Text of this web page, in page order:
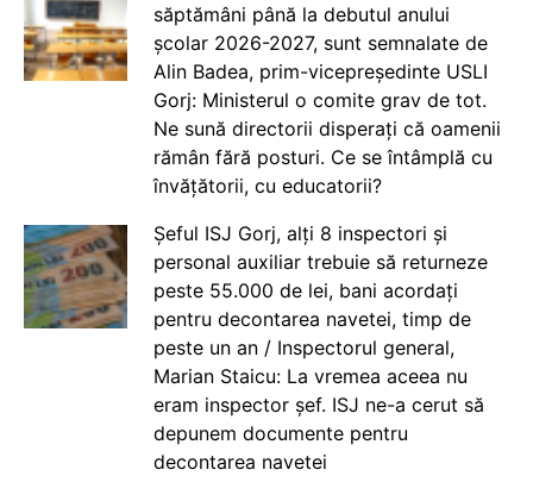
săptămâni până la debutul anului
școlar 2026-2027, sunt semnalate de
Alin Badea, prim-vicepreședinte USLI
Gorj: Ministerul o comite grav de tot.
Ne sună directorii disperați că oamenii
rămân fără posturi. Ce se întâmplă cu
învățătorii, cu educatorii?
Șeful ISJ Gorj, alți 8 inspectori și
personal auxiliar trebuie să returneze
peste 55.000 de lei, bani acordați
pentru decontarea navetei, timp de
peste un an / Inspectorul general,
Marian Staicu: La vremea aceea nu
eram inspector șef. ISJ ne-a cerut să
depunem documente pentru
decontarea navetei